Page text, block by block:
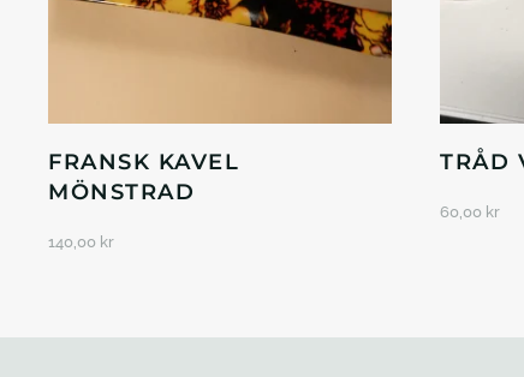
FRANSK KAVEL
MÖNSTRAD
140,00 kr
TRÅD
60,00 kr